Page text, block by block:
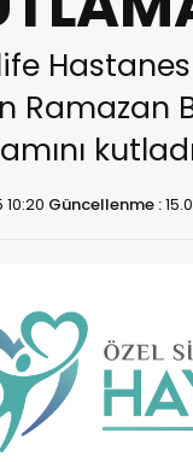
Ramazan
10:20 Güncellenme :